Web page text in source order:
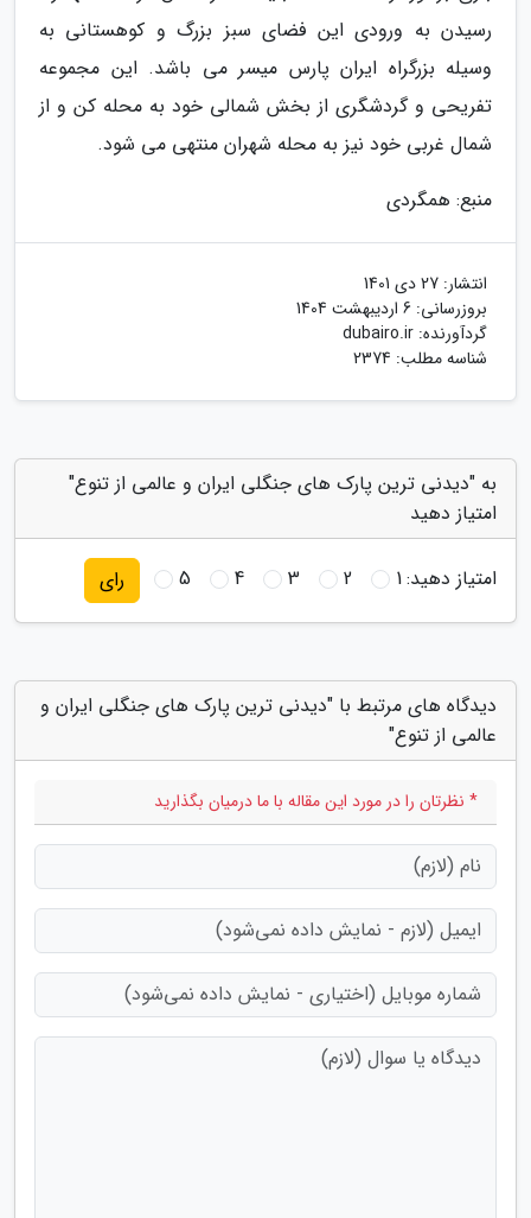
رسیدن به ورودی این فضای سبز بزرگ و کوهستانی به
وسیله بزرگراه ایران پارس میسر می باشد. این مجموعه
تفریحی و گردشگری از بخش شمالی خود به محله کن و از
شمال غربی خود نیز به محله شهران منتهی می شود.
منبع: همگردی
انتشار: 27 دی 1401
بروزرسانی: 6 اردیبهشت 1404
گردآورنده: dubairo.ir
شناسه مطلب: 2374
به "دیدنی ترین پارک های جنگلی ایران و عالمی از تنوع"
امتیاز دهید
امتیاز دهید:1
2
3
4
5 رای
دیدگاه های مرتبط با "دیدنی ترین پارک های جنگلی ایران و
عالمی از تنوع"
* نظرتان را در مورد این مقاله با ما درمیان بگذارید